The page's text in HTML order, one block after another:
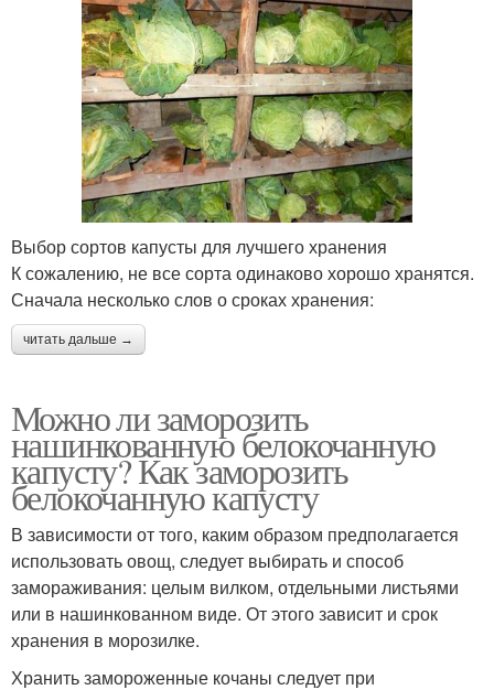
Выбор сортов капусты для лучшего хранения
К сожалению, не все сорта одинаково хорошо хранятся.
Сначала несколько слов о сроках хранения:
читать дальше →
Можно ли заморозить
нашинкованную белокочанную
капусту? Как заморозить
белокочанную капусту
В зависимости от того, каким образом предполагается
использовать овощ, следует выбирать и способ
замораживания: целым вилком, отдельными листьями
или в нашинкованном виде. От этого зависит и срок
хранения в морозилке.
Хранить замороженные кочаны следует при